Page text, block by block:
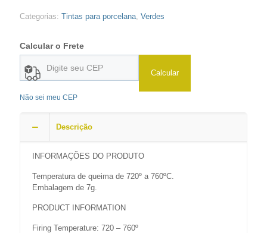
Categorias: Tintas para porcelana, Verdes
Calcular o Frete
Calcular
Não sei meu CEP
Descrição
INFORMAÇÕES DO PRODUTO
Temperatura de queima de 720º a 760ºC.
Embalagem de 7g.
PRODUCT INFORMATION
Firing Temperature: 720 – 760º